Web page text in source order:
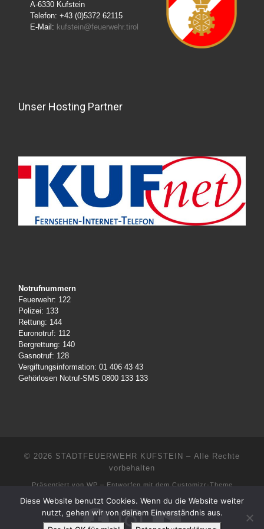
A-6330 Kufstein
Telefon: +43 (0)5372 62115
E-Mail: kufstein@feuerwehr.tirol
Unser Hosting Partner
Notrufnummern
Feuerwehr: 122
Polizei: 133
Rettung: 144
Euronotruf: 112
Bergrettung: 140
Gasnotruf: 128
Vergiftungsinformation: 01 406 43 43
Gehörlosen Notruf-SMS 0800 133 133
© 2026 STADTFEUERWEHR KUFSTEIN – Alle Rechte
vorbehalten
Präsentiert von WP – Entworfen mit dem Customizr-Theme
Diese Website benutzt Cookies. Wenn du die Website weiter
nutzt, gehen wir von deinem Einverständnis aus.